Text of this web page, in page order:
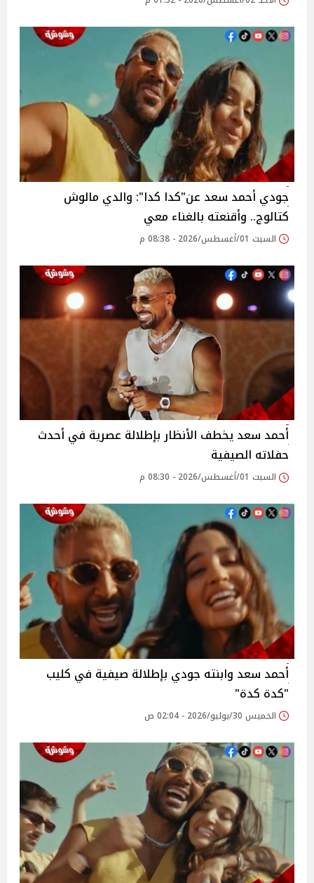
جودي أحمد سعد عن"كدا كدا": والدي مالوش
كتالوج.. وأقنعته بالغناء معي
السبت 01/أغسطس/2026 - 08:38 م
أحمد سعد يخطف الأنظار بإطلالة عصرية في أحدث
حفلاته الصيفية
السبت 01/أغسطس/2026 - 08:30 م
أحمد سعد وابنته جودي بإطلالة صيفية في كليب
"كدة كدة"
الخميس 30/يوليو/2026 - 02:04 ص